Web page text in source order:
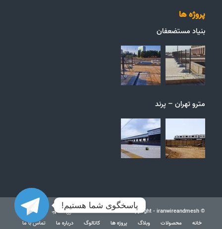
پروژه ها
بنیاد مستضعفان
مترو تهران – پرند
© Copyright - iranwireandmesh
خانه
محصولات وبلاگ پروژه ها کاتالوگ درباره ما تماس با ما
پاسخگوی شما هستیم!